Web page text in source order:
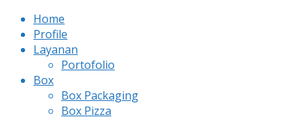
Home
Profile
Layanan
Portofolio
Box
Box Packaging
Box Pizza